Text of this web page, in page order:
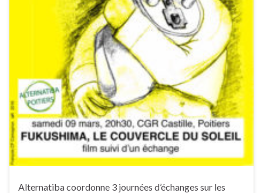
Alternatiba coordonne 3 journées d’échanges sur les